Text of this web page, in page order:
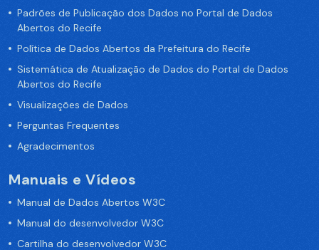
Padrões de Publicação dos Dados no Portal de Dados
Abertos do Recife
Política de Dados Abertos da Prefeitura do Recife
Sistemática de Atualização de Dados do Portal de Dados
Abertos do Recife
Visualizações de Dados
Perguntas Frequentes
Agradecimentos
Manuais e Vídeos
Manual de Dados Abertos W3C
Manual do desenvolvedor W3C
Cartilha do desenvolvedor W3C